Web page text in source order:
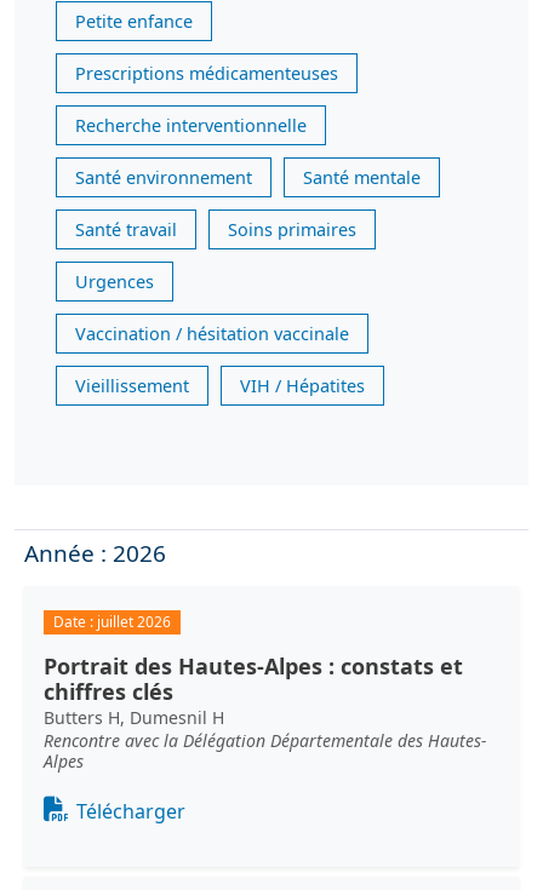
Petite enfance
Prescriptions médicamenteuses
Recherche interventionnelle
Santé environnement Santé mentale
Santé travail Soins primaires
Urgences
Vaccination / hésitation vaccinale
Vieillissement VIH / Hépatites
Année : 2026
Date : juillet 2026
Portrait des Hautes-Alpes : constats et
chiffres clés
Butters H, Dumesnil H
Rencontre avec la Délégation Départementale des Hautes-
Alpes
Document
Télécharger